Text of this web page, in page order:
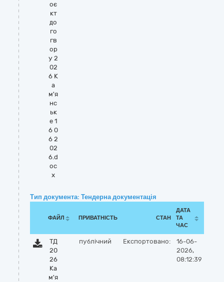
оє
кт
до
го
гв
ор
у 2
02
6 К
а
м'я
нс
ьк
е 1
6 0
6 2
02
6.d
oc
x
Тип документа: Тендерна документація
ФАЙЛ ПРИВАТНІСТЬ СТАН
ДАТА
ТА
ЧАС
ТД
20
26
Ка
м'я
публічний Експортовано:
16-06-
2026,
08:12:39